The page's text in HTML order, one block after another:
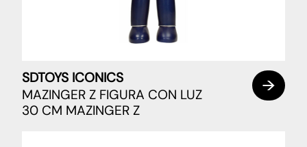
SDTOYS ICONICS
MAZINGER Z FIGURA CON LUZ
30 CM MAZINGER Z